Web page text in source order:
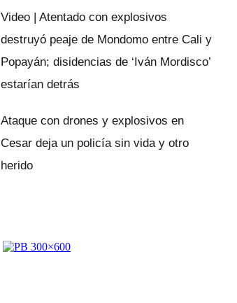
Video | Atentado con explosivos
destruyó peaje de Mondomo entre Cali y
Popayán; disidencias de ‘Iván Mordisco’
estarían detrás
Ataque con drones y explosivos en
Cesar deja un policía sin vida y otro
herido